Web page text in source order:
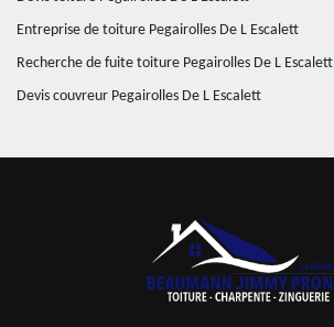
Entreprise de toiture Pegairolles De L Escalett
Recherche de fuite toiture Pegairolles De L Escalett
Devis couvreur Pegairolles De L Escalett